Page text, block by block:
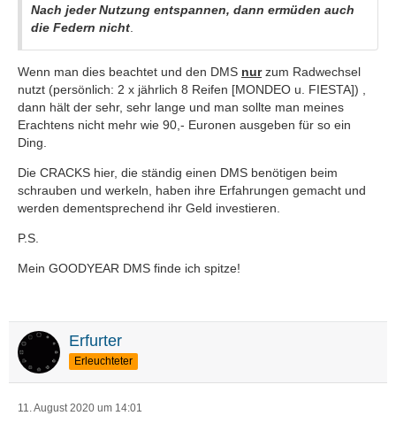
Nach jeder Nutzung entspannen, dann ermüden auch
die Federn nicht
Wenn man dies beachtet und den DMS nurzum Radwechsel
nutzt (persönlich: 2 x jährlich 8 Reifen [MONDEO u. FIESTA]) ,
dann hält der sehr, sehr lange und man sollte man meines
Erachtens nicht mehr wie 90,- Euronen ausgeben für so ein
Ding.
Die CRACKS hier, die ständig einen DMS benötigen beim
schrauben und werkeln, haben ihre Erfahrungen gemacht und
werden dementsprechend ihr Geld investieren.
P.S.
Mein GOODYEAR DMS finde ich spitze!
Erfurter
Erleuchteter
11. August 2020 um 14:01